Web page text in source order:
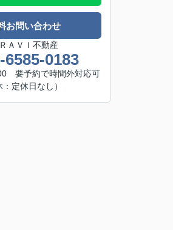
お問い合わせ
ＡＶＩ不動産
6585-0183
要予約で時間外対応可
：定休日なし）